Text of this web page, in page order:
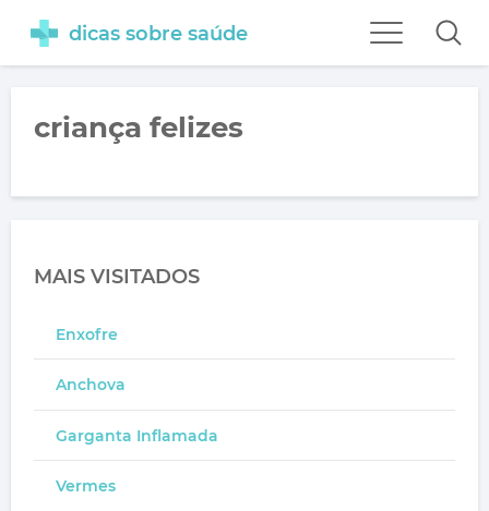
dicas sobre saúde
criança felizes
MAIS VISITADOS
Enxofre
Anchova
Garganta Inflamada
Vermes